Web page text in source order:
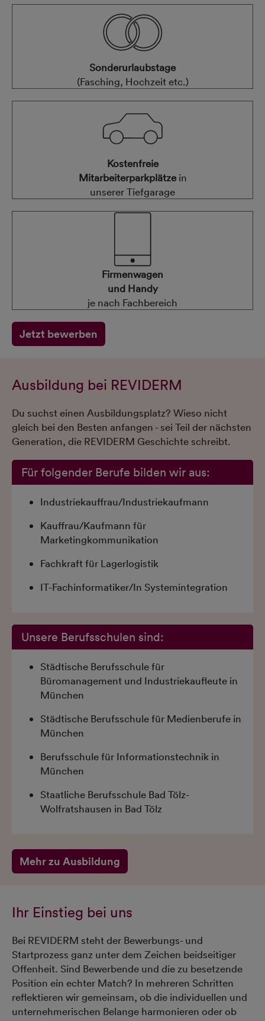
Sonderurlaubstage
(Fasching, Hochzeit etc.)
Kostenfreie
Mitarbeiterparkplätzein
unserer Tiefgarage
Firmenwagen
und Handy
je nach Fachbereich
Jetzt bewerben
Ausbildung bei REVIDERM
Du suchst einen Ausbildungsplatz? Wieso nicht
gleich bei den Besten anfangen - sei Teil der nächsten
Generation, die REVIDERM Geschichte schreibt.
Für folgender Berufe bilden wir aus:
Industriekauffrau/Industriekaufmann
Kauffrau/Kaufmann für
Marketingkommunikation
Fachkraft für Lagerlogistik
IT-Fachinformatiker/In Systemintegration
Unsere Berufsschulen sind:
Städtische Berufsschule für
Büromanagement und Industriekaufleute in
München
Städtische Berufsschule für Medienberufe in
München
Berufsschule für Informationstechnik in
München
Staatliche Berufsschule Bad Tölz-
Wolfratshausen in Bad Tölz
Mehr zu Ausbildung
Ihr Einstieg bei uns
Bei REVIDERM steht der Bewerbungs- und
Startprozess ganz unter dem Zeichen beidseitiger
Offenheit. Sind Bewerbende und die zu besetzende
Position ein echter Match? In mehreren Schritten
reflektieren wir gemeinsam, ob die individuellen und
unternehmerischen Belange harmonieren oder ob